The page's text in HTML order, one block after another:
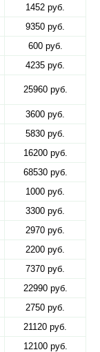
1452 руб.
9350 руб.
600 руб.
4235 руб.
25960 руб.
3600 руб.
5830 руб.
16200 руб.
68530 руб.
1000 руб.
3300 руб.
2970 руб.
2200 руб.
7370 руб.
22990 руб.
2750 руб.
21120 руб.
12100 руб.